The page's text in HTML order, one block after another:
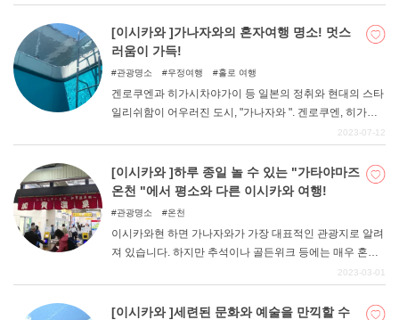
카오스 시설, 하니베 암굴원에 대해 소개한다.
[이시카와 ]가나자와의 혼자여행 명소! 멋스
러움이 가득!
관광명소 우정여행 홀로 여행
겐로쿠엔과 히가시차야가이 등 일본의 정취와 현대의 스타
일리쉬함이 어우러진 도시, "가나자와 ". 겐로쿠엔, 히가시
차야가이 등 일본인뿐만 아니라 외국인 관광객들에게도 큰
는 가나자와의 인기 관광지를 소개하고자 한다. 가나자와
는 교통이 편리하고 신칸센으로 접근성이 뛰어나기 때문에
처음 혼자 여행하는 사람에게도 추천할 만한 곳이다. SNS
2023-07-12
[이시카와 ]하루 종일 놀 수 있는 "가타야마즈
온천 "에서 평소와 다른 이시카와 여행!
관광명소 온천
이시카와현 하면 가나자와가 가장 대표적인 관광지로 알려
져 있습니다. 하지만 추석이나 골든위크 등에는 매우 혼잡
하여 "너무 혼잡하여 여유롭게 ...... "즐길 수 없었다는 분들
명소 "가타야마즈 온천 "을 소개합니다. 온천뿐만 아니라 인
2023-03-01
[이시카와 ]세련된 문화와 예술을 만끽할 수